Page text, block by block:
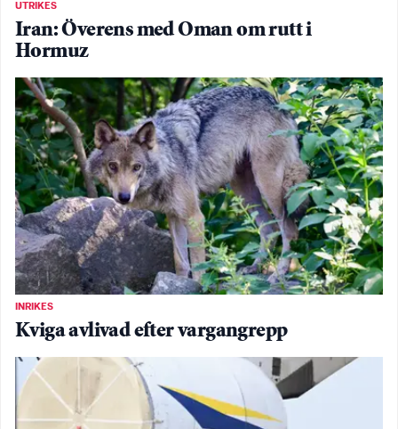
UTRIKES
Iran: Överens med Oman om rutt i
Hormuz
INRIKES
Kviga avlivad efter vargangrepp